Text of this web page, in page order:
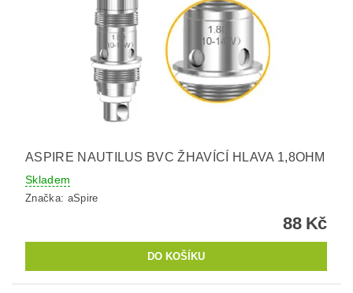
ASPIRE NAUTILUS BVC ŽHAVÍCÍ HLAVA 1,8OHM
Skladem
Značka: aSpire
88 Kč